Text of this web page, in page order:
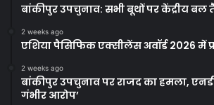
बांकीपुर उपचुनाव: सभी बूथों पर केंद्रीय बल
2 weeks ago
एशिया पैसिफिक एक्सीलेंस अवॉर्ड 2026 में
2 weeks ago
बांकीपुर उपचुनाव पर राजद का हमला,
गंभीर आरोप’